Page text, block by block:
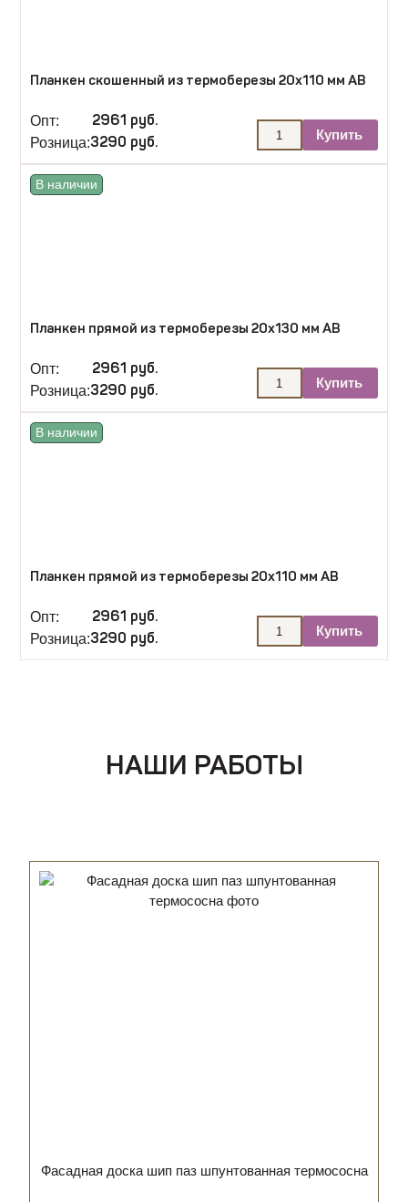
Планкен скошенный из термоберезы 20х110 мм АВ
Опт: 2961 руб.
Розница:3290 руб.
Купить
В наличии
Планкен прямой из термоберезы 20х130 мм АВ
Опт: 2961 руб.
Розница:3290 руб.
Купить
В наличии
Планкен прямой из термоберезы 20х110 мм АВ
Опт: 2961 руб.
Розница:3290 руб.
Купить
НАШИ РАБОТЫ
Фасадная доска шип паз шпунтованная термососна